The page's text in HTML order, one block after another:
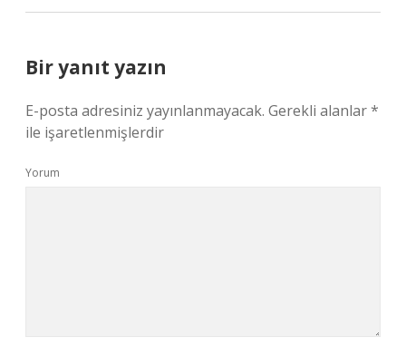
Bir yanıt yazın
E-posta adresiniz yayınlanmayacak. Gerekli alanlar*
ile işaretlenmişlerdir
Yorum